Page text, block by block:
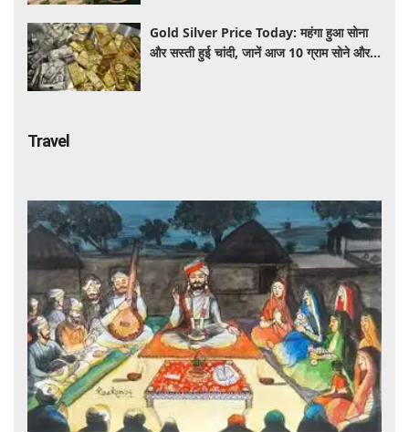
Gold Silver Price Today: महंगा हुआ सोना
और सस्ती हुई चांदी, जानें आज 10 ग्राम सोने और 1
Travel